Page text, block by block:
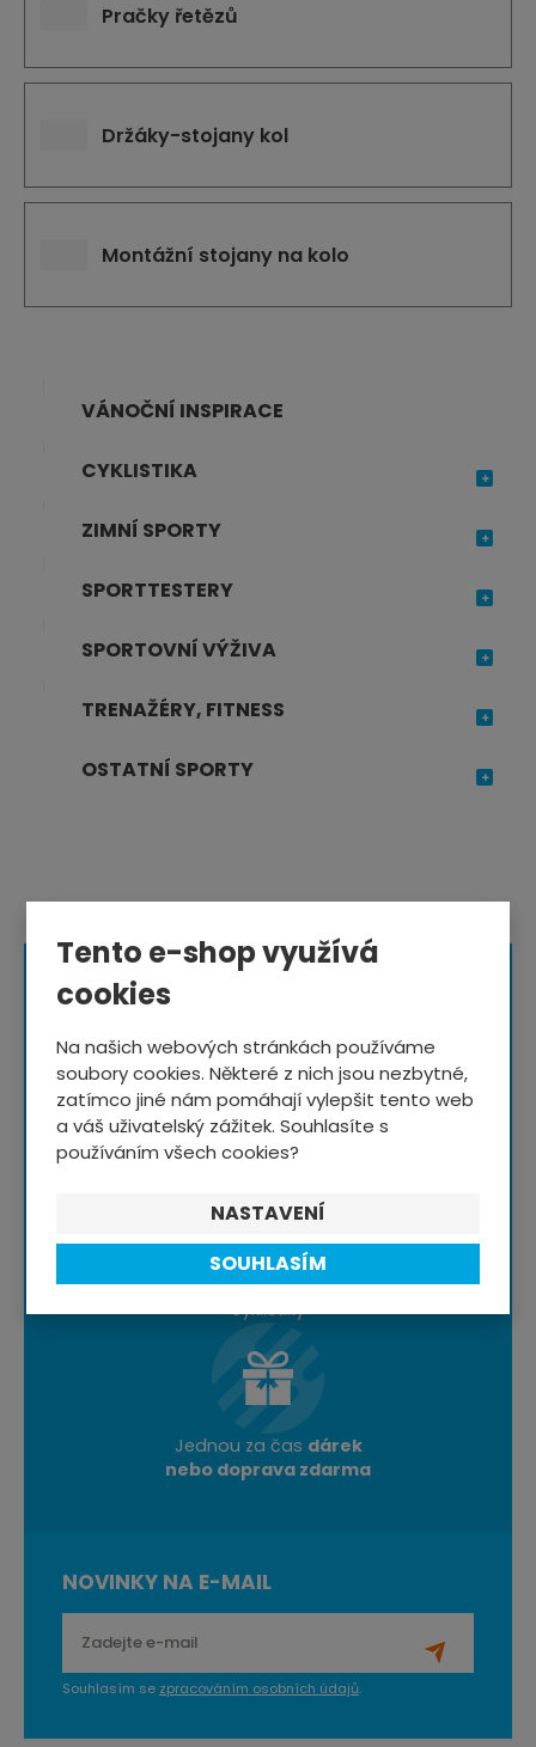
Tento e-shop využívá
cookies
Na našich webových stránkách používáme
soubory cookies. Některé z nich jsou nezbytné,
zatímco jiné nám pomáhají vylepšit tento web
a váš uživatelský zážitek. Souhlasíte s
používáním všech cookies?
NASTAVENÍ
SOUHLASÍM
Pračky řetězů
Držáky-stojany kol
Montážní stojany na kolo
VÁNOČNÍ INSPIRACE
CYKLISTIKA
ZIMNÍ SPORTY
SPORTTESTERY
SPORTOVNÍ VÝŽIVA
TRENAŽÉRY, FITNESS
OSTATNÍ SPORTY
Speciální ceny a slevy
pro odběratele newsletteru
Rady a typyze světa
cyklistiky
Jednou za čas dárek
nebo doprava zdarma
NOVINKY NA E-MAIL
Souhlasím se zpracováním osobních údajů.